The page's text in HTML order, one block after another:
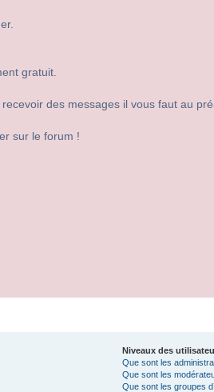
gratuit.
des messages il vous faut au
sur le forum !
Niveaux des
Que sont les
Que sont les
Que sont les groupes